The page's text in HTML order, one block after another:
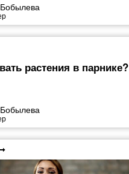
растения в парнике?